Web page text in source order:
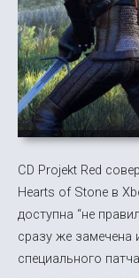
CD Projekt Red
Hearts of Stone в
доступна “не
сразу же
специального